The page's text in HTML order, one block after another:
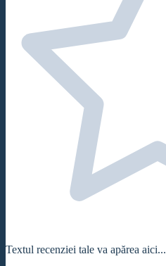
Textul recenziei tale va apărea aici...